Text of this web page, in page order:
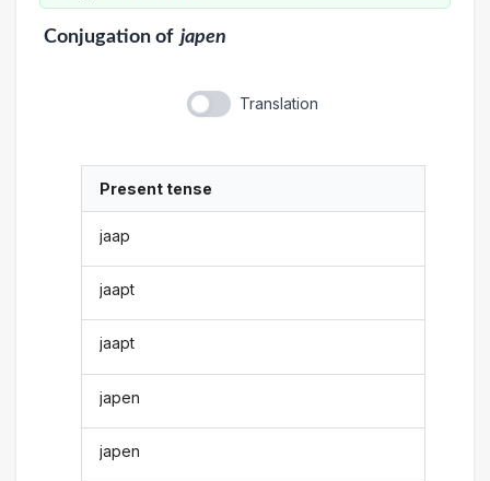
Conjugationof japen
Translation
Present tense
jaap
jaapt
jaapt
japen
japen